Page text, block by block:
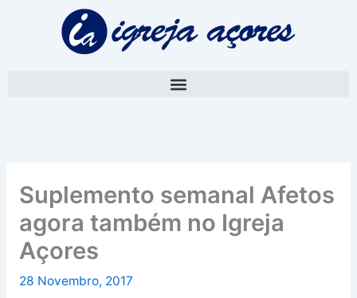
Suplemento semanal Afetos
agora também no Igreja
Açores
28 Novembro, 2017